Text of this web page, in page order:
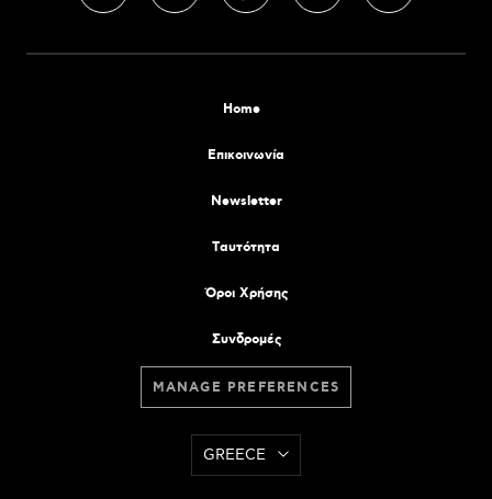
Home
Επικοινωνία
Newsletter
Tαυτότητα
Όροι Χρήσης
Συνδρομές
MANAGE PREFERENCES
GREECE